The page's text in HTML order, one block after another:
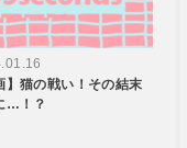
】猫の戦い！その結末
…！？